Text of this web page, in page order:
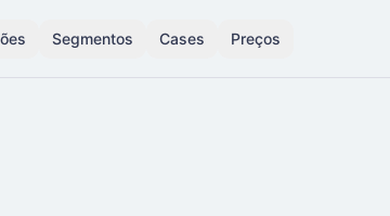
Segmentos Cases Preços